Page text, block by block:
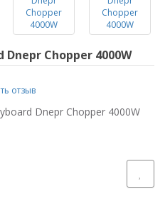
Chopper 4000W
отзыв
Dnepr Chopper 4000W